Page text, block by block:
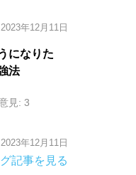
2023年12月11日
になりた
法
見: 3
2023年12月11日
記事を見る